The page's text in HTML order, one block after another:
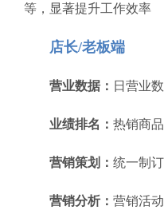
等，显著提升工作效率
店长/老板端
营业数据： 日营业
业绩排名： 热销商
营销策划： 统一制
营销分析： 营销活